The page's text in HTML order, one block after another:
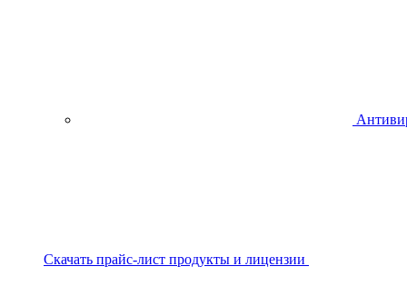
Скачать прайс-лист продукты и лицензии